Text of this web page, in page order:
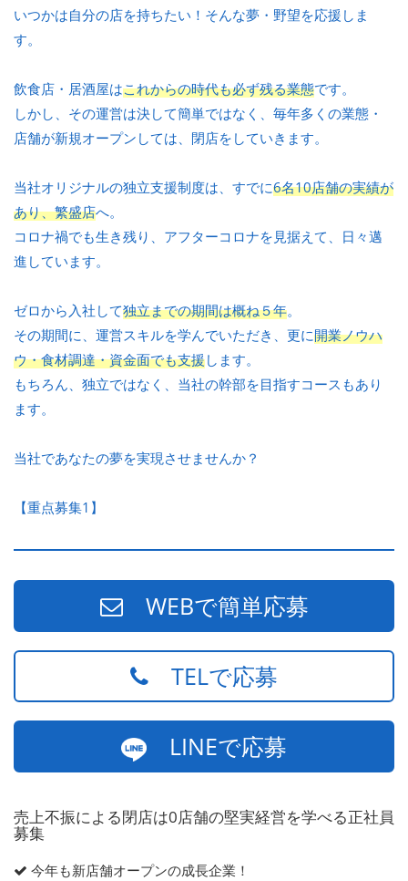
いつかは自分の店を持ちたい！そんな夢・野望を応援しま
す。
飲食店・居酒屋はこれからの時代も必ず残る業態です。
しかし、その運営は決して簡単ではなく、毎年多くの業態・
店舗が新規オープンしては、閉店をしていきます。
当社オリジナルの独立支援制度は、すでに6名10店舗の実績が
あり、繁盛店へ。
コロナ禍でも生き残り、アフターコロナを見据えて、日々邁
進しています。
ゼロから入社して独立までの期間は概ね５年。
その期間に、運営スキルを学んでいただき、更に開業ノウハ
ウ・食材調達・資金面でも支援します。
もちろん、独立ではなく、当社の幹部を目指すコースもあり
ます。
当社であなたの夢を実現させませんか？
【重点募集1】
WEBで簡単応募
TELで応募
LINEで応募
売上不振による閉店は0店舗の堅実経営を学べる正社員
募集
今年も新店舗オープンの成長企業！